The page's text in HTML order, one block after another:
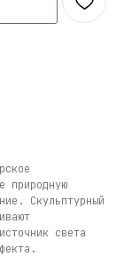
природную
Скульптурный
света